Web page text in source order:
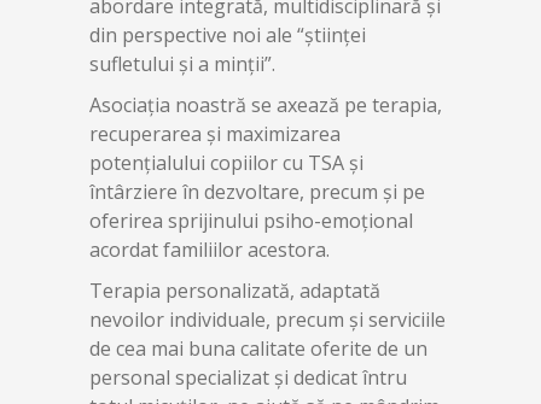
abordare integrată, multidisciplinară și
din perspective noi ale “științei
sufletului și a minții”.
Asociația noastră se axează pe terapia,
recuperarea și maximizarea
potențialului copiilor cu TSA și
întârziere în dezvoltare, precum și pe
oferirea sprijinului psiho-emoțional
acordat familiilor acestora.
Terapia personalizată, adaptată
nevoilor individuale, precum și serviciile
de cea mai buna calitate oferite de un
personal specializat și dedicat întru